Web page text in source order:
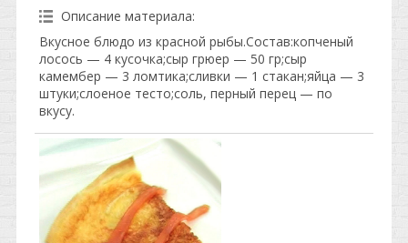
Описание материала:
Вкусное блюдо из красной рыбы.Состав:копченый
лосось — 4 кусочка;сыр грюер — 50 гр;сыр
камембер — 3 ломтика;сливки — 1 стакан;яйца — 3
штуки;слоеное тесто;соль, перный перец — по
вкусу.